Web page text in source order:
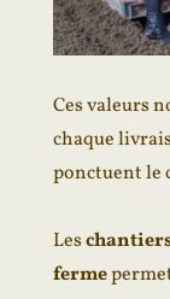
Ces valeurs
chaque
ponctuent le
Les
ferme